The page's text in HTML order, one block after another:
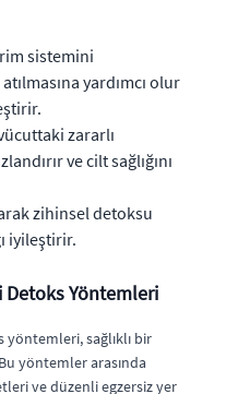
sistemini
yardımcı olur
zararlı
ve cilt sağlığını
zihinsel detoksu
iyileştirir.
Detoks Yöntemleri
sağlıklı bir
yöntemler arasında
ve düzenli egzersiz yer